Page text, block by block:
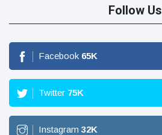
Follow Us
Facebook 65K
Twitter 75K
Instagram 32K